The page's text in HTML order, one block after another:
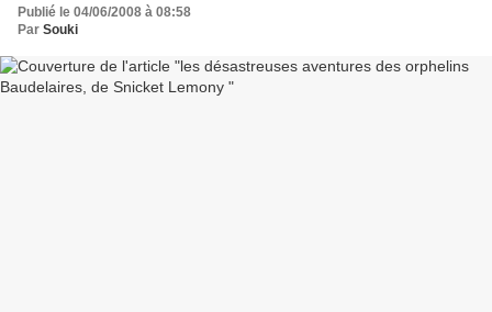
Publié le 04/06/2008 à 08:58
Par Souki